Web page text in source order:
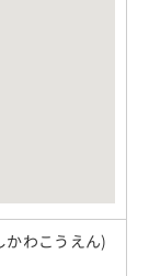
かわこうえん)